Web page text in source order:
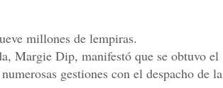
millones de lempiras.
Margie Dip, manifestó que se obtuvo el
gestiones con el despacho de la